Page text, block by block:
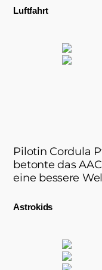
Luftfahrt
Pilotin Cordula
betonte das
eine bessere
Astrokids